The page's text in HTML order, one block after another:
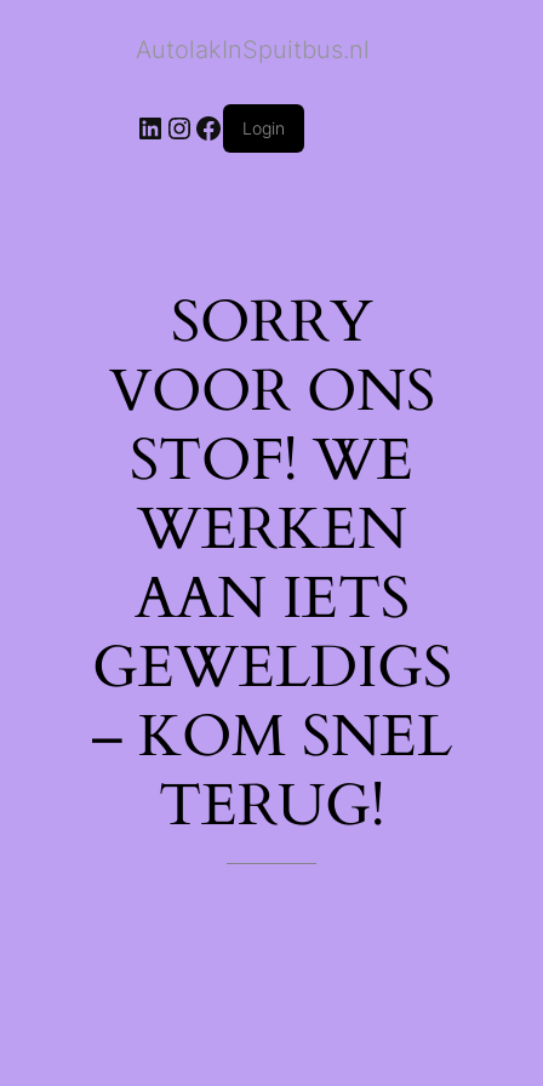
AutolakInSpuitbus.nl
LinkedIn
Instagram
Facebook
Login
SORRY
VOOR ONS
STOF! WE
WERKEN
AAN IETS
GEWELDIGS
– KOM SNEL
TERUG!